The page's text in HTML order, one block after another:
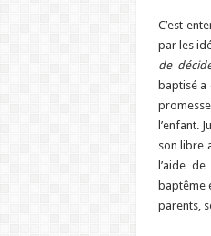
C’est
par les
de
baptisé a
l’enfant.
son libre
l’aide
baptême
parents,